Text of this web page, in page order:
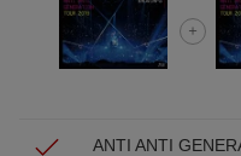
ANTI ANTI